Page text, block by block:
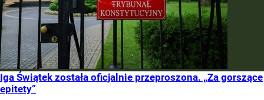
Iga Świątek została oficjalnie przeproszona. „Za gorszące
epitety”